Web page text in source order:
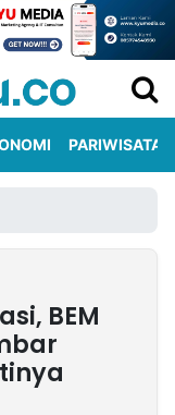
PARIWISATA
BEM